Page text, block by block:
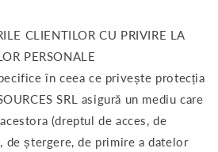
CLIENTILOR CU PRIVIRE LA
PERSONALE
în ceea ce privește protecția
SRL asigură un mediu care
(dreptul de acces, de
de ștergere, de primire a datelor